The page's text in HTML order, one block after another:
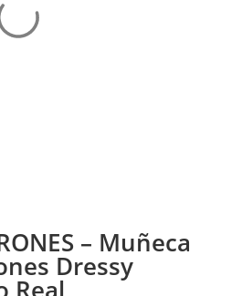
– Muñeca
Dressy